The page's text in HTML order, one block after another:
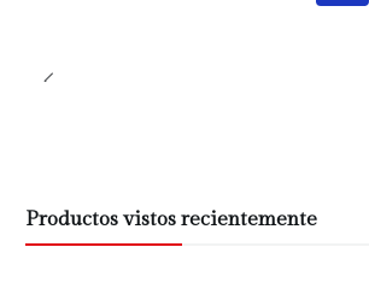
Productos vistos recientemente